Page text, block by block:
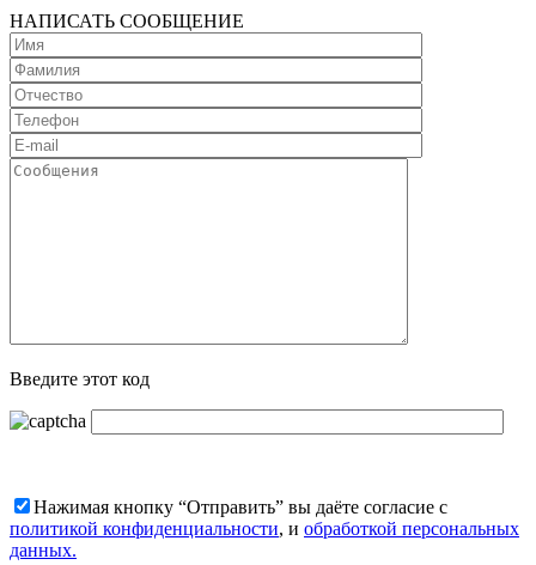
НАПИСАТЬ СООБЩЕНИЕ
Введите этот код
Нажимая кнопку “Отправить” вы даёте согласие с
политикой конфиденциальности, и обработкой персональных
данных.